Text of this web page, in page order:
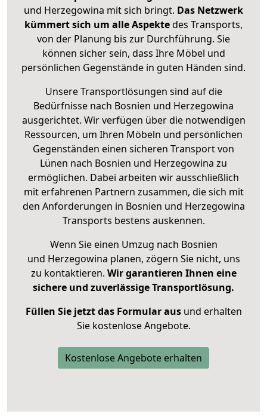
und Herzegowina mit sich bringt. Das Netzwerk
kümmert sich um alle Aspektedes Transports,
von der Planung bis zur Durchführung. Sie
können sicher sein, dass Ihre Möbel und
persönlichen Gegenstände in guten Händen sind.
Unsere Transportlösungen sind auf die
Bedürfnisse nach Bosnien und Herzegowina
ausgerichtet. Wir verfügen über die notwendigen
Ressourcen, um Ihren Möbeln und persönlichen
Gegenständen einen sicheren Transport von
Lünen nach Bosnien und Herzegowina zu
ermöglichen. Dabei arbeiten wir ausschließlich
mit erfahrenen Partnern zusammen, die sich mit
den Anforderungen in Bosnien und Herzegowina
Transports bestens auskennen.
Wenn Sie einen Umzug nach Bosnien
und Herzegowina planen, zögern Sie nicht, uns
zu kontaktieren. Wir garantieren Ihnen eine
sichere und zuverlässige Transportlösung.
Füllen Sie jetzt das Formular ausund erhalten
Sie kostenlose Angebote.
Kostenlose Angebote erhalten